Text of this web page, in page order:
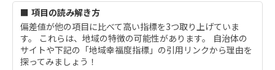
■ 項目の読み解き方
偏差値が他の項目に比べて高い指標を3つ取り上げていま
す。 これらは、地域の特徴の可能性があります。 自治体の
サイトや下記の「地域幸福度指標」の引用リンクから理由を
探ってみましょう！